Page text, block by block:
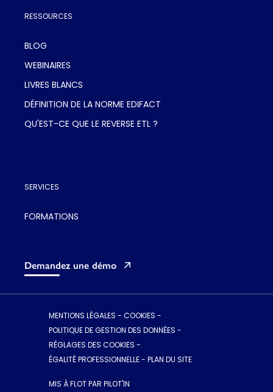
RESSOURCES
BLOG
WEBINAIRES
LIVRES BLANCS
DÉFINITION DE LA NORME EDIFACT
QU'EST-CE QUE LE REVERSE ETL ?
SERVICES
FORMATIONS
Demandez une démo
MENTIONS LÉGALES - COOKIES -
POLITIQUE DE GESTION DES DONNÉES -
RÉGLAGES DES COOKIES -
ÉGALITÉ PROFESSIONNELLE - PLAN DU SITE
MIS À FLOT PAR PILOT'IN